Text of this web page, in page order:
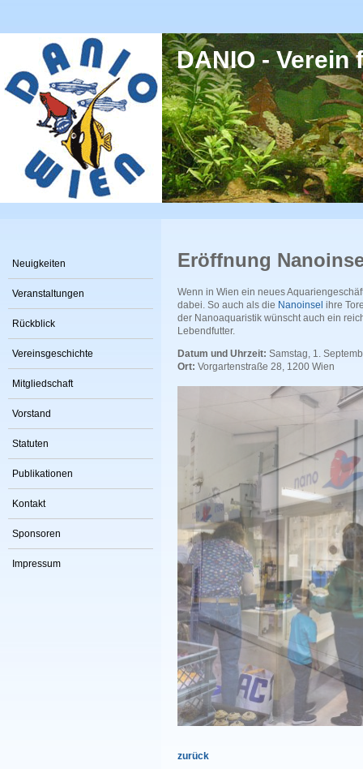
DANIO -
Neuigkeiten
Veranstaltungen
Rückblick
Vereinsgeschichte
Mitgliedschaft
Vorstand
Statuten
Publikationen
Kontakt
Sponsoren
Impressum
Eröffnung
Wenn in Wien ein neues
dabei. So auch als die Nanoinsel ihre
der Nanoaquaristik wünscht auch ein
Lebendfutter.
Datum und Uhrzeit: Samstag, 1.
Ort: Vorgartenstraße 28, 1200 Wien
zurück